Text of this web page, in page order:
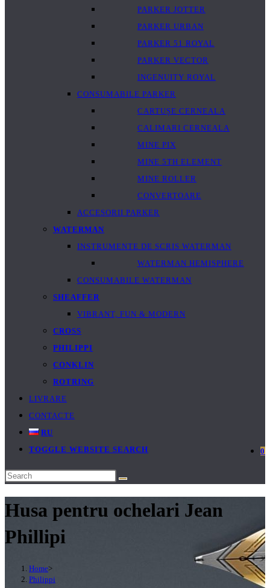
PARKER JOTTER
PARKER URBAN
PARKER 51 ROYAL
PARKER VECTOR
INGENUITY ROYAL
CONSUMABILE PARKER
CARTUȘE CERNEALA
CALIMARI CERNEALA
MINE PIX
MINE 5TH ELEMENT
MINE ROLLER
CONVERTOARE
ACCESORII PARKER
WATERMAN
INSTRUMENTE DE SCRIS WATERMAN
WATERMAN HEMISPHERE
CONSUMABILE WATERMAN
SHEAFFER
VIBRANT, FUN & MODERN
CROSS
PHILIPPI
CONKLIN
ROTRING
LIVRARE
CONTACTE
RU
0
TOGGLE WEBSITE SEARCH
Husa pentru ochelari Jean
Phillipi
Home>
Philippi